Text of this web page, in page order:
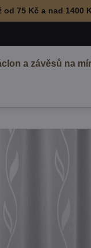
od 75 Kč a nad 1400
a závěsů na